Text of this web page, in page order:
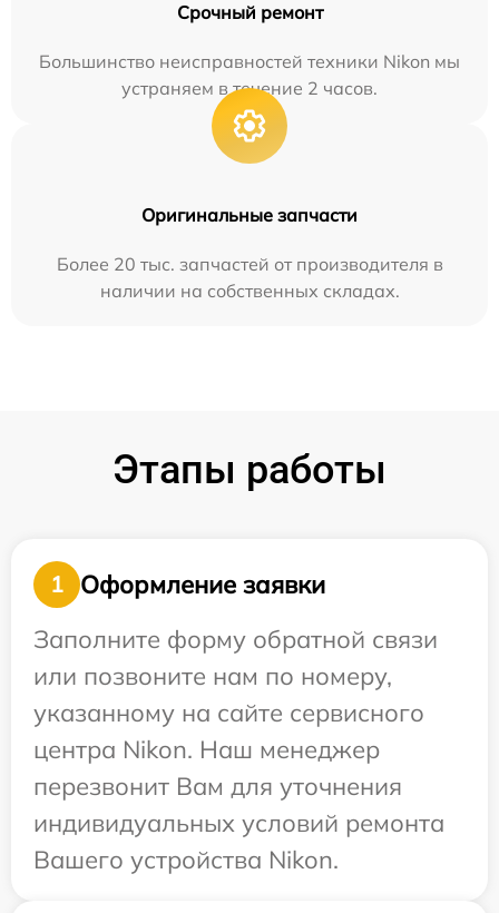
Срочный ремонт
Большинство неисправностей техники Nikon мы
устраняем в течение 2 часов.
Оригинальные запчасти
Более 20 тыс. запчастей от производителя в
наличии на собственных складах.
Этапы работы
1
Оформление заявки
Заполните форму обратной связи
или позвоните нам по номеру,
указанному на сайте сервисного
центра Nikon. Наш менеджер
перезвонит Вам для уточнения
индивидуальных условий ремонта
Вашего устройства Nikon.